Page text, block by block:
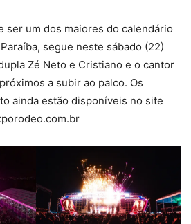
ser um dos maiores do calendário
segue neste sábado (22)
Zé Neto e Cristiano e o cantor
a subir ao palco. Os
ainda estão disponíveis no site